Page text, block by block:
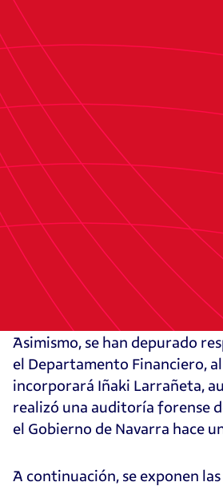
a la recogida).
Las cuentas, elaboradas por
financiero, fueron
salvedades. Tras lo cual fueron
Junta Directiva y
Control emitió su informe
información disponible en ese
finalmente presentadas a la
La posterior decisión de la
encargar la auditoría a una
permitido identificar
no habían sido detectados
procediéndose de inmediato a
Asimismo, se han depurado
el Departamento Financiero,
incorporará Iñaki Larrañeta,
realizó una auditoría forense
el Gobierno de Navarra hace
A continuación, se exponen